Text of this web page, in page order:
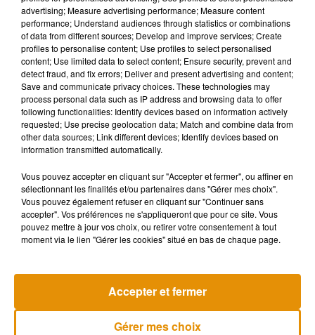
monde du travail.
Du côté d’OpenAI, ce partenariat est présenté comme un
modèle inédit de coopération entre un État et une entreprise
technologique. L’idée est de faire de l’intelligence artificielle
un service plus accessible, tout en accompagnant son
adoption par une sensibilisation aux enjeux éthiques et
pratiques.
Avec cette initiative, Malte devient le premier pays à offrir un
accès généralisé à une version payante de ChatGPT dans le
cadre d’un programme national de formation. Une
expérimentation ambitieuse qui pourrait inspirer d’autres
gouvernements dans les années à venir.
Musique
advertising; Measure advertising performance; Measure content
performance; Understand audiences through statistics or combinations
of data from different sources; Develop and improve services; Create
profiles to personalise content; Use profiles to select personalised
content; Use limited data to select content; Ensure security, prevent and
detect fraud, and fix errors; Deliver and present advertising and content;
Save and communicate privacy choices. These technologies may
process personal data such as IP address and browsing data to offer
following functionalities: Identify devices based on information actively
requested; Use precise geolocation data; Match and combine data from
other data sources; Link different devices; Identify devices based on
information transmitted automatically.
Vous pouvez accepter en cliquant sur "Accepter et fermer", ou affiner en
sélectionnant les finalités et/ou partenaires dans "Gérer mes choix".
Vous pouvez également refuser en cliquant sur "Continuer sans
accepter". Vos préférences ne s'appliqueront que pour ce site. Vous
pouvez mettre à jour vos choix, ou retirer votre consentement à tout
moment via le lien "Gérer les cookies" situé en bas de chaque page.
Gérer mes choix
Accepter et fermer